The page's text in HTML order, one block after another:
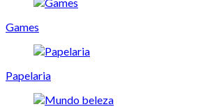
Games
Papelaria